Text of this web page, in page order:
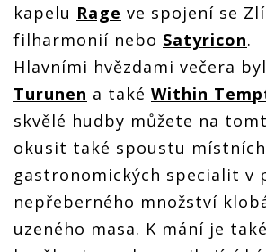
kapelu Rage ve spojení se
filharmonií nebo Satyricon.
Hlavními hvězdami večera
Turunen a také Within
skvělé hudby můžete na
okusit také spoustu místních
gastronomických specialit v
nepřeberného množství
uzeného masa. K mání je